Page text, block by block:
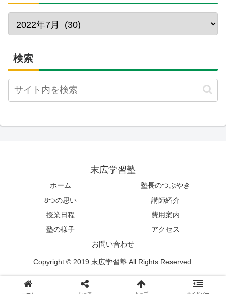
検索
末広学習塾
ホーム
塾長のつぶやき
8つの思い
講師紹介
授業日程
費用案内
塾の様子
アクセス
お問い合わせ
Copyright © 2019 末広学習塾 All Rights Reserved.